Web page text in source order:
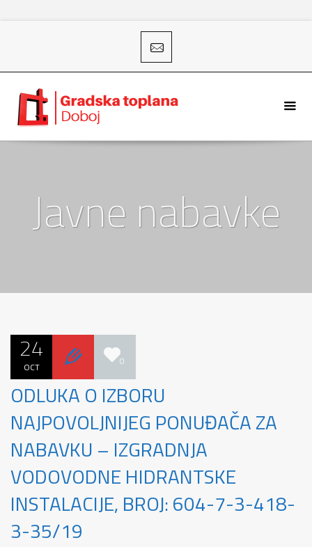
Javne nabavke
24
OCT 0
ODLUKA O IZBORU
NAJPOVOLJNIJEG PONUĐAČA ZA
NABAVKU – IZGRADNJA
VODOVODNE HIDRANTSKE
INSTALACIJE, BROJ: 604-7-3-418-
3-35/19